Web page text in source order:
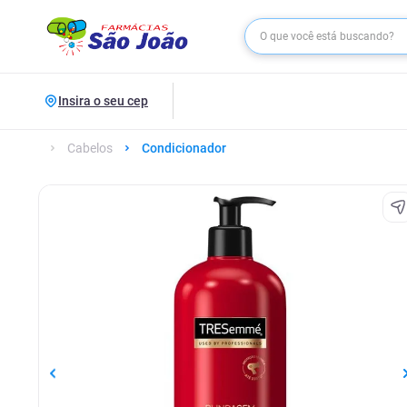
Insira o seu cep
Cabelos Condicionador